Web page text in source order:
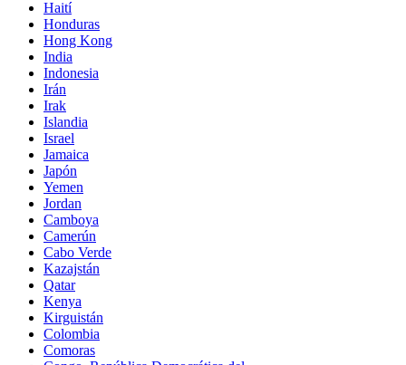
Haití
Honduras
Hong Kong
India
Indonesia
Irán
Irak
Islandia
Israel
Jamaica
Japón
Yemen
Jordan
Camboya
Camerún
Cabo Verde
Kazajstán
Qatar
Kenya
Kirguistán
Colombia
Comoras